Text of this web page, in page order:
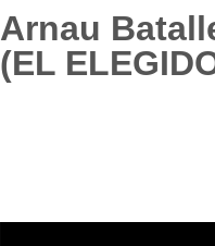
Arnau
(EL